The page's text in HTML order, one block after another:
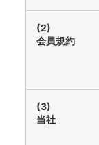
(2)
会員規約
(3)
当社